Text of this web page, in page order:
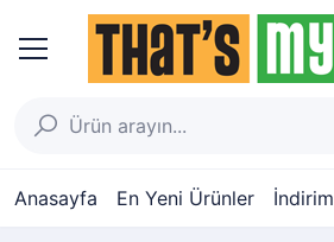
Anasayfa En Yeni Ürünler